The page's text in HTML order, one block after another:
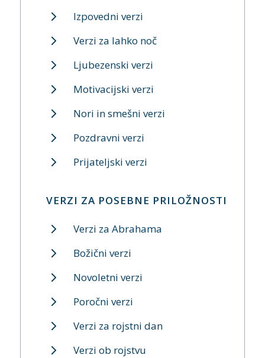
Izpovedni verzi
Verzi za lahko noč
Ljubezenski verzi
Motivacijski verzi
Nori in smešni verzi
Pozdravni verzi
Prijateljski verzi
VERZI ZA POSEBNE PRILOŽNOSTI
Verzi za Abrahama
Božični verzi
Novoletni verzi
Poročni verzi
Verzi za rojstni dan
Verzi ob rojstvu